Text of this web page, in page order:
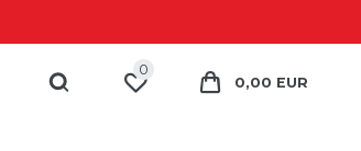
0
0,00 EUR